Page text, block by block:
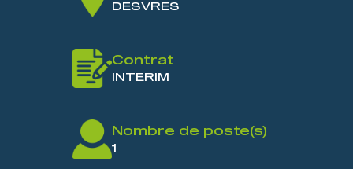
DESVRES
Contrat
INTERIM
Nombre de poste(s)
1